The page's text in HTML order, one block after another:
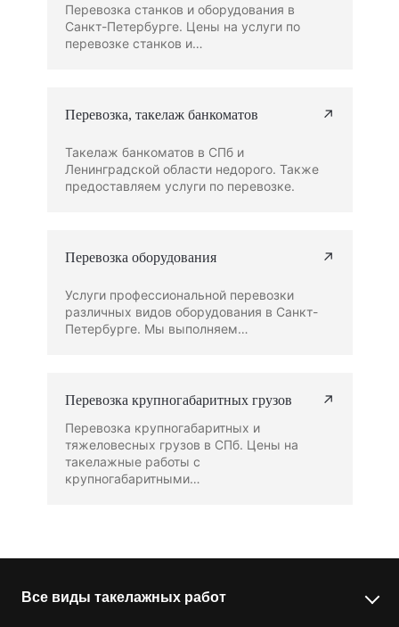
Перевозка станков и оборудования в
Санкт-Петербурге. Цены на услуги по
перевозке станков и…
Перевозка, такелаж банкоматов ↗
Такелаж банкоматов в СПб и
Ленинградской области недорого. Также
предоставляем услуги по перевозке.
Перевозка оборудования ↗
Услуги профессиональной перевозки
различных видов оборудования в Санкт-
Петербурге. Мы выполняем…
Перевозка крупногабаритных грузов ↗
Перевозка крупногабаритных и
тяжеловесных грузов в СПб. Цены на
такелажные работы с
крупногабаритными…
Все виды такелажных работ